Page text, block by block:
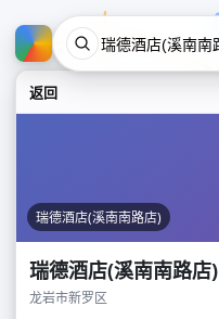
返回
瑞德酒店(溪南南路店)
瑞德酒店(溪南南路店)
龙岩市新罗区